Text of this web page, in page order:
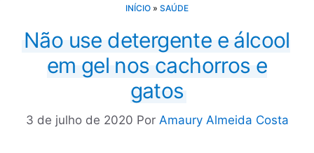
INÍCIO » SAÚDE
Não use detergente e álcool
em gel nos cachorros e
gatos
3 de julho de 2020 Por Amaury Almeida Costa